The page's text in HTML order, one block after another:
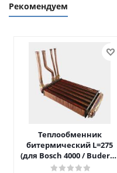
Рекомендуем
Теплообменник
битермический L=275
(для Bosch 4000 / Buderus
042)